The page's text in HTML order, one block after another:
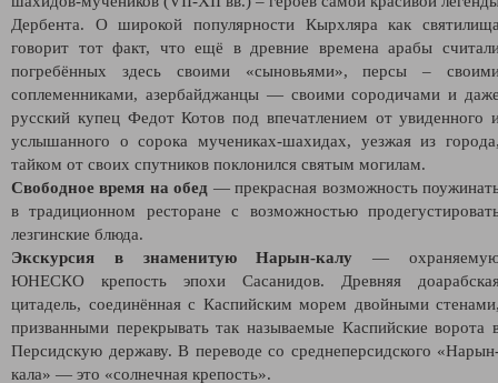
Дербента. О широкой популярности Кырхляра как
говорит тот факт, что ещё в древние времена арабы
погребённых здесь своими «сыновьями», персы –
соплеменниками, азербайджанцы — своими сородичами и
русский купец Федот Котов под впечатлением от увиденного
услышанного о сорока мучениках-шахидах, уезжая из
тайком от своих спутников поклонился святым могилам.
Свободное время на обед — прекрасная возможность
в традиционном ресторане c возможностью
лезгинские блюда.
Экскурсия в знаменитую Нарын-калу —
ЮНЕСКО крепость эпохи Сасанидов. Древняя
цитадель, соединённая с Каспийским морем двойными
призванными перекрывать так называемые Каспийские ворота
Персидскую державу. В переводе со среднеперсидского
кала» — это «солнечная крепость».